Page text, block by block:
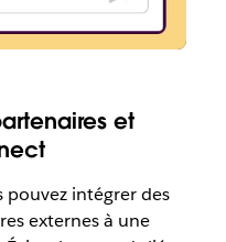
et
pouvez intégrer des
externes à une